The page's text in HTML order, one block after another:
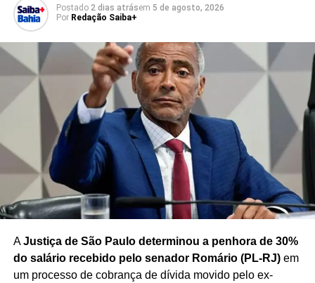
de 2022. Há maioria formada pelacondenação por
porte ilegal de arma de fogo e constrangimento ilegal
com possível cassação do mandato, mas o julgamento
está suspenso por pedido de vista do ministro Kassio
Nunes Marques.
Redação Saiba+
TÓPICOS RELACIONADOS
ALEXANDRE DE MORAES
Postado 2 dias atrásem 5 de agosto, 2026
Por Redação Saiba+
AJustiça de São Paulo determinou a penhora de 30%
do salário recebido pelo senador Romário (PL-RJ)em
um processo de cobrança de dívida movido pelo ex-